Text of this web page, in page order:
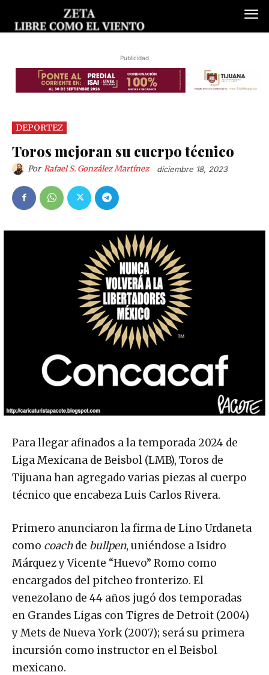
Publicidad
DEPORTEZ
Toros mejoran su cuerpo técnico
Por Rafael S. González Martínez diciembre 18, 2023
Para llegar afinados a la temporada 2024 de
Liga Mexicana de Beisbol (LMB), Toros de
Tijuana han agregado varias piezas al cuerpo
técnico que encabeza Luis Carlos Rivera.
Primero anunciaron la firma de Lino Urdaneta
como coachde bullpen, uniéndose a Isidro
Márquez y Vicente “Huevo” Romo como
encargados del pitcheo fronterizo. El
venezolano de 44 años jugó dos temporadas
en Grandes Ligas con Tigres de Detroit (2004)
y Mets de Nueva York (2007); será su primera
incursión como instructor en el Beisbol
mexicano.